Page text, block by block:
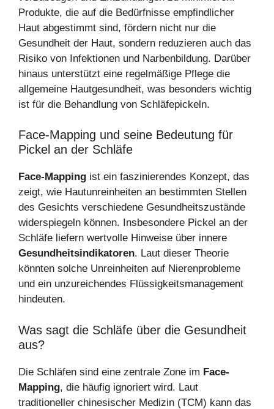
Produkte, die auf die Bedürfnisse empfindlicher
Haut abgestimmt sind, fördern nicht nur die
Gesundheit der Haut, sondern reduzieren auch das
Risiko von Infektionen und Narbenbildung. Darüber
hinaus unterstützt eine regelmäßige Pflege die
allgemeine Hautgesundheit, was besonders wichtig
ist für die Behandlung von Schläfepickeln.
Face-Mapping und seine Bedeutung für
Pickel an der Schläfe
Face-Mapping ist ein faszinierendes Konzept, das
zeigt, wie Hautunreinheiten an bestimmten Stellen
des Gesichts verschiedene Gesundheitszustände
widerspiegeln können. Insbesondere Pickel an der
Schläfe liefern wertvolle Hinweise über innere
Gesundheitsindikatoren. Laut dieser Theorie
könnten solche Unreinheiten auf Nierenprobleme
und ein unzureichendes Flüssigkeitsmanagement
hindeuten.
Was sagt die Schläfe über die Gesundheit
aus?
Die Schläfen sind eine zentrale Zone im Face-
Mapping, die häufig ignoriert wird. Laut
traditioneller chinesischer Medizin (TCM) kann das